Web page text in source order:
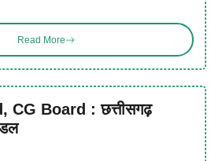
Read More
CG Board : छत्तीसगढ़